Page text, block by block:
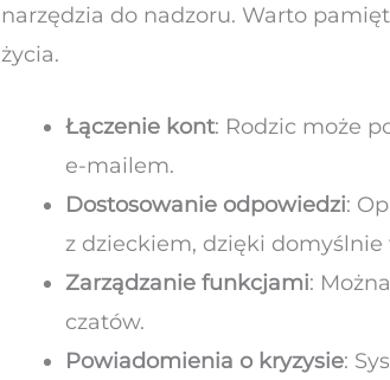
narzędzia do nadzoru. Warto
życia.
Łączenie kont: Rodzic może
e-mailem.
Dostosowanie odpowiedzi:
z dzieckiem, dzięki
Zarządzanie funkcjami:
czatów.
Powiadomienia o kryzysie: